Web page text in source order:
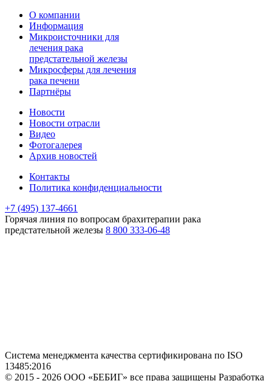
О компании
Информация
Микроисточники для
лечения рака
предстательной железы
Микросферы для лечения
рака печени
Партнёры
Новости
Новости отрасли
Видео
Фотогалерея
Архив новостей
Контакты
Политика конфиденциальности
+7 (495) 137-4661
Горячая линия по вопросам брахитерапии рака
предстательной железы 8 800 333-06-48
Система менеджмента качества сертификирована по ISO
13485:2016
© 2015 - 2026 ООО «БЕБИГ» все права защищены Разработка